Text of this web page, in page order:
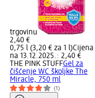
trgovinu
2,40 €
0,75 l (3,20 € za 1 l)Cijena
na 13.12.2025.: 2,40 €
THE PINK STUFFGel za
čišćenje WC školjke The
Miracle, 750 ml
(1)